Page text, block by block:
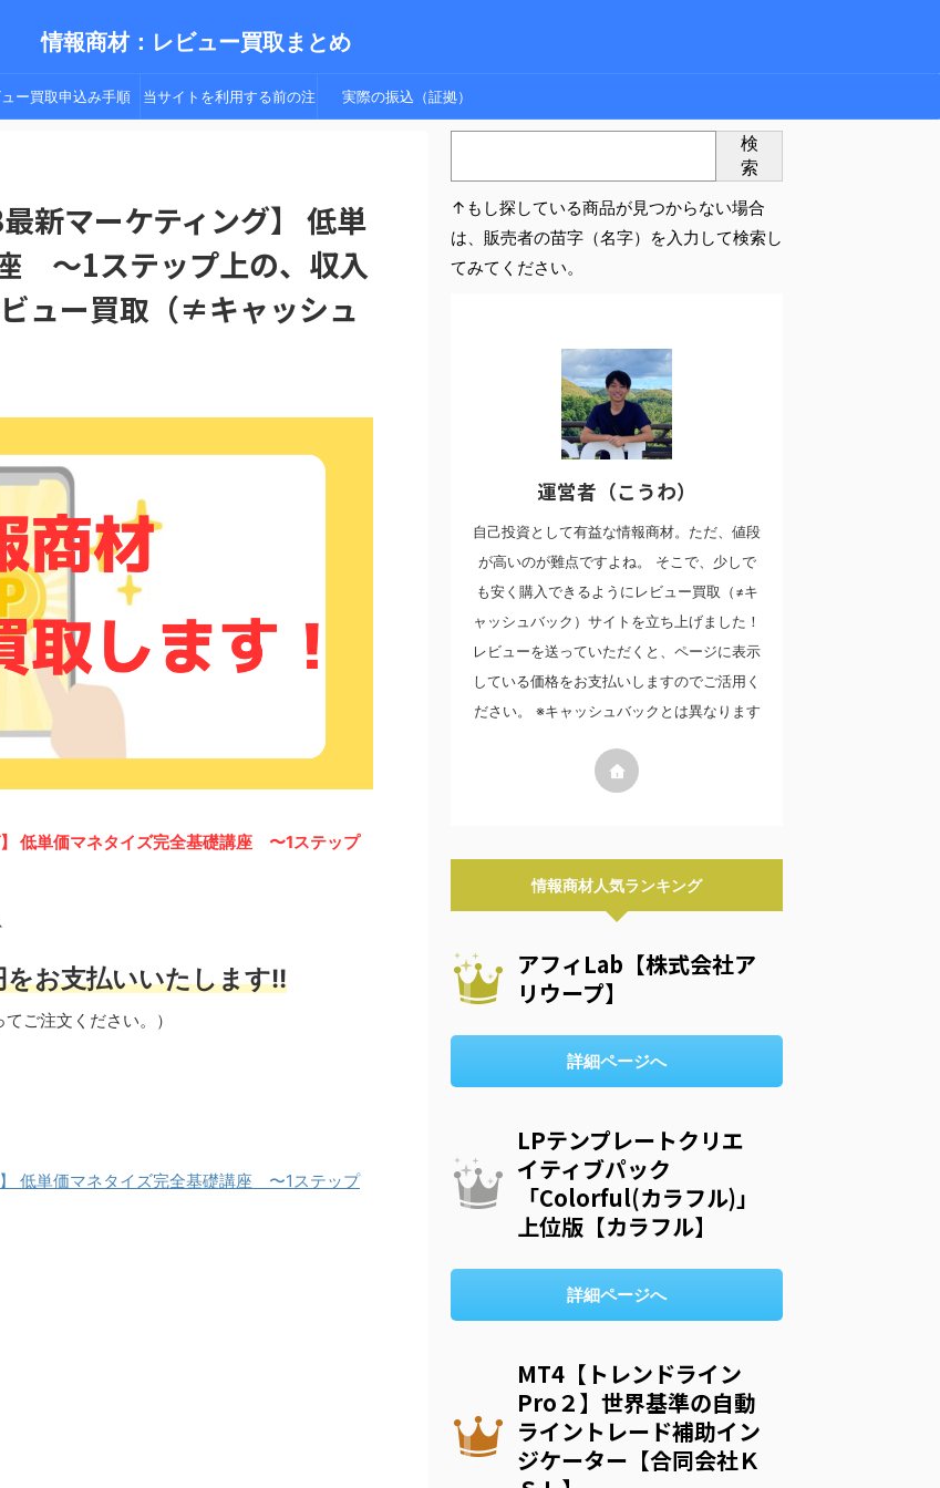
情報商材：レビュー買取まとめ
ー買取申込み手順 当サイトを利用する前の注 実際の振込（証拠）
新マーケティング】 低単
〜1ステップ上の、収入
ュー買取（≠キャッシュ
低単価マネタイズ完全基礎講座 〜1ステップ
お支払いいたします!!
ご注文ください。）
低単価マネタイズ完全基礎講座 〜1ステップ
検
索
↑もし探している商品が見つからない場合
は、販売者の苗字（名字）を入力して検索し
てみてください。
運営者（こうわ）
自己投資として有益な情報商材。ただ、値段
が高いのが難点ですよね。 そこで、少しで
も安く購入できるようにレビュー買取（≠キ
ャッシュバック）サイトを立ち上げました！
レビューを送っていただくと、ページに表示
している価格をお支払いしますのでご活用く
ださい。 ※キャッシュバックとは異なります
情報商材人気ランキング
アフィLab【株式会社ア
リウープ】
詳細ページへ
LPテンプレートクリエ
イティブパック
「Colorful(カラフル)」
上位版【カラフル】
詳細ページへ
MT4【トレンドライン
Pro２】世界基準の自動
ライントレード補助イン
ジケーター【合同会社Ｋ